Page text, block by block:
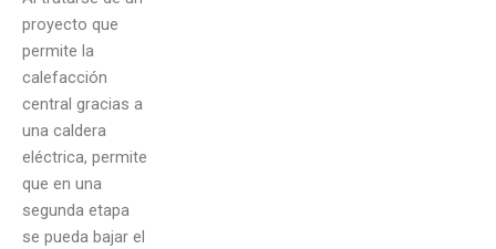
proyecto que
permite la
calefacción
central gracias a
una caldera
eléctrica, permite
que en una
segunda etapa
se pueda bajar el